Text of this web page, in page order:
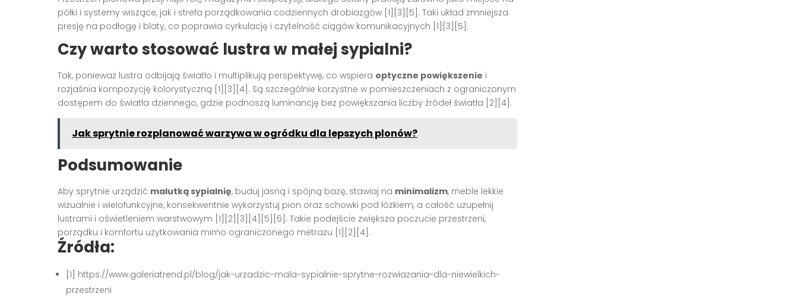
półki i systemy wiszące, jak i strefa porządkowania codziennych drobiazgów [1][3][5]. Taki układ zmniejsza
presję na podłogę i blaty, co poprawia cyrkulację i czytelność ciągów komunikacyjnych [1][3][5].
Czy warto stosować lustra w małej sypialni?
Tak, ponieważ lustra odbijają światło i multiplikują perspektywę, co wspiera optyczne powiększenie i
rozjaśnia kompozycję kolorystyczną [1][3][4]. Są szczególnie korzystne w pomieszczeniach z ograniczonym
dostępem do światła dziennego, gdzie podnoszą luminancję bez powiększania liczby źródeł światła [2][4].
Jak sprytnie rozplanować warzywa w ogródku dla lepszych plonów?
Podsumowanie
Aby sprytnie urządzić malutką sypialnię, buduj jasną i spójną bazę, stawiaj na minimalizm, meble lekkie
wizualnie i wielofunkcyjne, konsekwentnie wykorzystuj pion oraz schowki pod łóżkiem, a całość uzupełnij
lustrami i oświetleniem warstwowym [1][2][3][4][5][6]. Takie podejście zwiększa poczucie przestrzeni,
porządku i komfortu użytkowania mimo ograniczonego metrażu [1][2][4].
Źródła:
[1] https://www.galeriatrend.pl/blog/jak-urzadzic-mala-sypialnie-sprytne-rozwiazania-dla-niewielkich-
przestrzeni